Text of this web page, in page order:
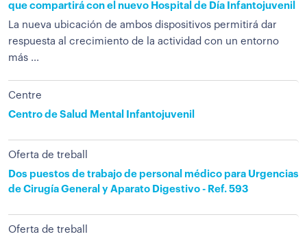
que compartirá con el nuevo Hospital de Día Infantojuvenil
La nueva ubicación de ambos dispositivos permitirá dar
respuesta al crecimiento de la actividad con un entorno
más ...
Centre
Centro de Salud Mental Infantojuvenil
Oferta de treball
Dos puestos de trabajo de personal médico para Urgencias
de Cirugía General y Aparato Digestivo - Ref. 593
Oferta de treball